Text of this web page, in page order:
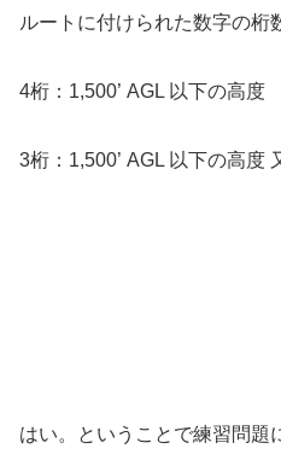
ルートに付けられた数字の桁
4桁：1,500’ AGL 以下の高度
3桁：1,500’ AGL 以下の高度
はい。ということで練習問題